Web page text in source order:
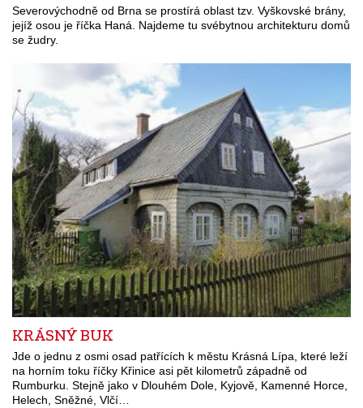
Severovýchodně od Brna se prostírá oblast tzv. Vyškovské brány,
jejíž osou je říčka Haná. Najdeme tu svébytnou architekturu domů
se žudry.
KRÁSNÝ BUK
Jde o jednu z osmi osad patřících k městu Krásná Lípa, které leží
na horním toku říčky Křinice asi pět kilometrů západně od
Rumburku. Stejně jako v Dlouhém Dole, Kyjově, Kamenné Horce,
Helech, Sněžné, Vlčí…